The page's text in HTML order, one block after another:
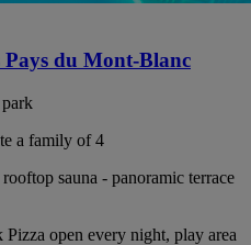
Pays du Mont-Blanc
a family of 4
sauna - panoramic terrace
open every night, play area